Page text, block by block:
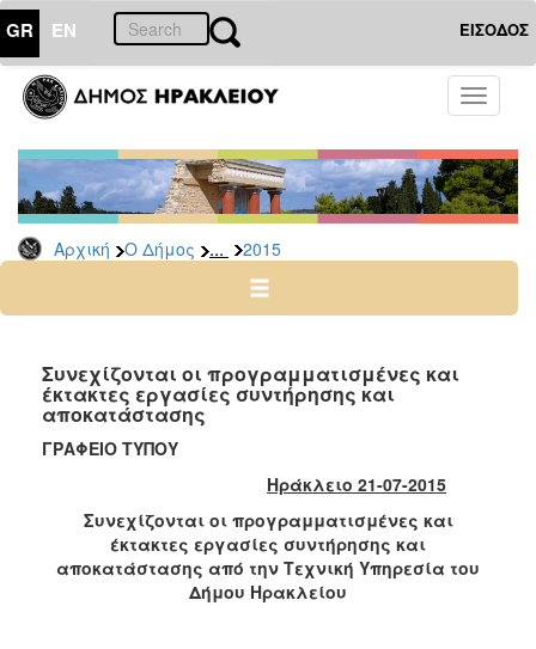
GR EN ΕΙΣΟΔΟΣ
Toggle
Αρχική Ο Δήμος ... 2015
ΔΗΜΟΣ
Δελτία
Τύπου
Αρχείο
2026
2024
2022
2021
2018
2017
Συνεχίζονται οι προγραμματισμένες και
έκτακτες εργασίες συντήρησης και
αποκατάστασης
ΓΡΑΦΕΙΟ ΤΥΠΟΥ
Ηράκλειο 21-07-2015
Συνεχίζονται οι προγραμματισμένες και
έκτακτες εργασίες συντήρησης και
αποκατάστασης από την Τεχνική Υπηρεσία του
Δήμου Ηρακλείου